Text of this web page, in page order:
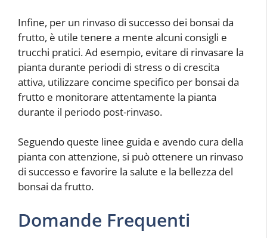
Infine, per un rinvaso di successo dei bonsai da
frutto, è utile tenere a mente alcuni consigli e
trucchi pratici. Ad esempio, evitare di rinvasare la
pianta durante periodi di stress o di crescita
attiva, utilizzare concime specifico per bonsai da
frutto e monitorare attentamente la pianta
durante il periodo post-rinvaso.
Seguendo queste linee guida e avendo cura della
pianta con attenzione, si può ottenere un rinvaso
di successo e favorire la salute e la bellezza del
bonsai da frutto.
Domande Frequenti